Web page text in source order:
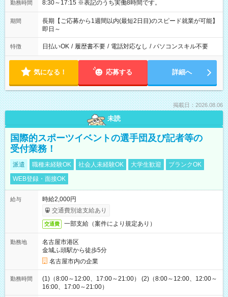
勤務時間 8:30～17:15 ※表記のうち実働8時間です。
期間
長期【ご応募から1週間以内(最短2日目)のスピード就業が可能】
即日～
特徴 日払いOK / 履歴書不要 / 電話対応なし / パソコンスキル不要
気になる！ 応募する 詳細へ
掲載日：2026.08.06
未読
国際的スポーツイベントの選手団及び記者等の
受付業務！
派遣 職種未経験OK 社会人未経験OK 大学生歓迎
ブランクOK
WEB登録・面接OK
給与
時給2,000円
交通費別途支給あり
交通費 一部支給（案件により規定あり）
勤務地
名古屋市港区
金城ふ頭駅から徒歩5分
名古屋市内の企業
勤務時間
(1)（8:00～12:00、17:00～21:00） (2)（8:00～12:00、12:00～
16:00、17:00～21:00）